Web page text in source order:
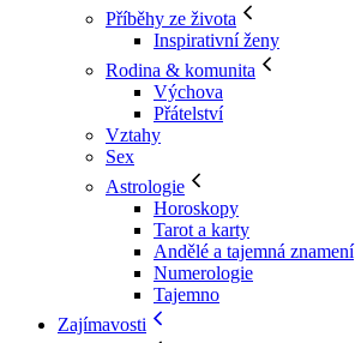
Příběhy ze života
Inspirativní ženy
Rodina & komunita
Výchova
Přátelství
Vztahy
Sex
Astrologie
Horoskopy
Tarot a karty
Andělé a tajemná znamení
Numerologie
Tajemno
Zajímavosti